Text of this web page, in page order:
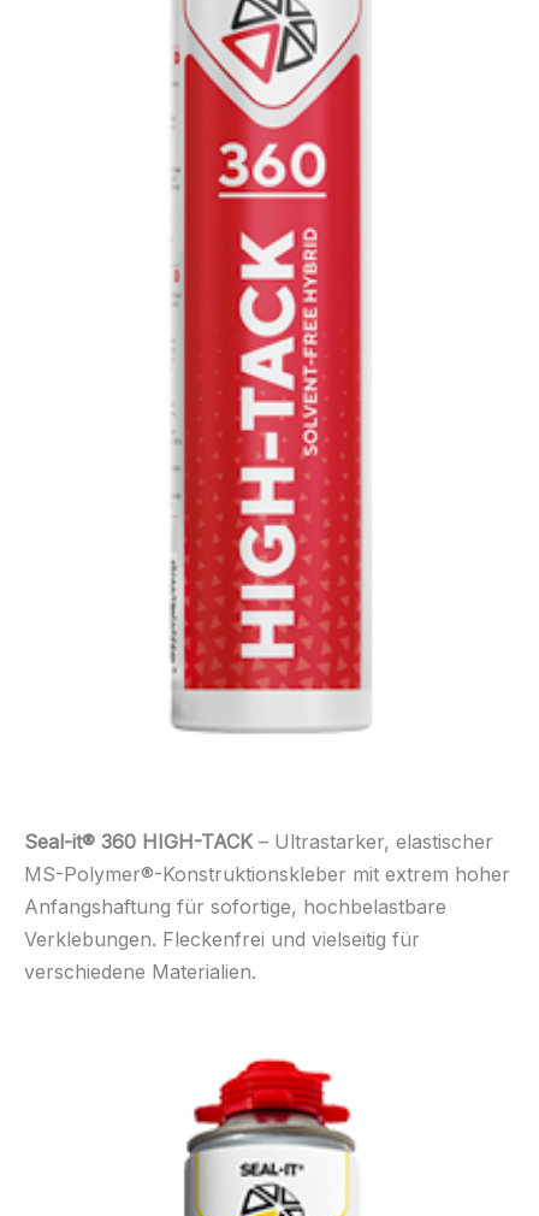
Seal-it® 360 HIGH-TACK– Ultrastarker, elastischer
MS-Polymer®-Konstruktionskleber mit extrem hoher
Anfangshaftung für sofortige, hochbelastbare
Verklebungen. Fleckenfrei und vielseitig für
verschiedene Materialien.